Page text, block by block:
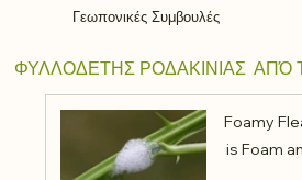
Foamy
is Foam
Γεωπονικές Συμβουλές
ΦΥΛΛΟΔΕΤΗΣ ΡΟΔΑΚΙΝΙΑΣ  ΑΠΌ